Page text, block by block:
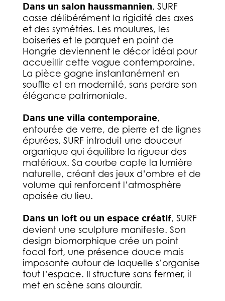
Dans un salon haussmannien, SURF
casse délibérément la rigidité des axes
et des symétries. Les moulures, les
boiseries et le parquet en point de
Hongrie deviennent le décor idéal pour
accueillir cette vague contemporaine.
La pièce gagne instantanément en
souffle et en modernité, sans perdre son
élégance patrimoniale.
Dans une villa contemporaine,
entourée de verre, de pierre et de lignes
épurées, SURF introduit une douceur
organique qui équilibre la rigueur des
matériaux. Sa courbe capte la lumière
naturelle, créant des jeux d’ombre et de
volume qui renforcent l’atmosphère
apaisée du lieu.
Dans un loft ou un espace créatif, SURF
devient une sculpture manifeste. Son
design biomorphique crée un point
focal fort, une présence douce mais
imposante autour de laquelle s’organise
tout l’espace. Il structure sans fermer, il
met en scène sans alourdir.